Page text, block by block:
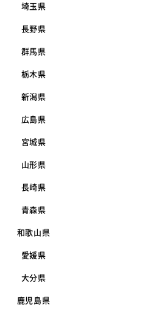
埼玉県
長野県
群馬県
栃木県
新潟県
広島県
宮城県
山形県
長崎県
青森県
和歌山県
愛媛県
大分県
鹿児島県